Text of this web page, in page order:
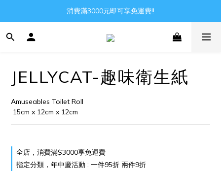
Gather all the joys in the world
消費滿3000元即可享免運費!!
Gather all the joys in the world
JELLYCAT-趣味衛生紙
Amuseables Toilet Roll
15cm x 12cm x 12cm
全店，消費滿$3000享免運費
指定分類，年中慶活動 : 一件95折 兩件9折